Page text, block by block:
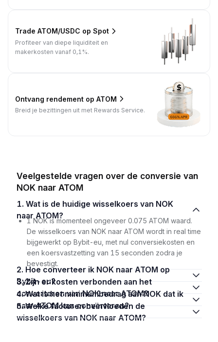
Trade ATOM/USDC op Spot
Profiteer van diepe liquiditeit en
makerkosten vanaf 0,1%.
Ontvang rendement op ATOM
Breid je bezittingen uit met Rewards Service.
Veelgestelde vragen over de conversie van
NOK naar ATOM
1. Wat is de huidige wisselkoers van NOK
naar ATOM?
1 NOK is momenteel ongeveer 0.075 ATOM waard.
De wisselkoers van NOK naar ATOM wordt in real time
bijgewerkt op Bybit-eu, met nul conversiekosten en
een koersvastzetting van 15 seconden zodra je
bevestigt.
2. Hoe converteer ik NOK naar ATOM op
Bybit-eu?
3. Zijn er kosten verbonden aan het
converteren van NOK naar ATOM?
4. Wat is het minimumbedrag aan NOK dat ik
naar ATOM kan converteren?
5. Welke factoren beïnvloeden de
wisselkoers van NOK naar ATOM?